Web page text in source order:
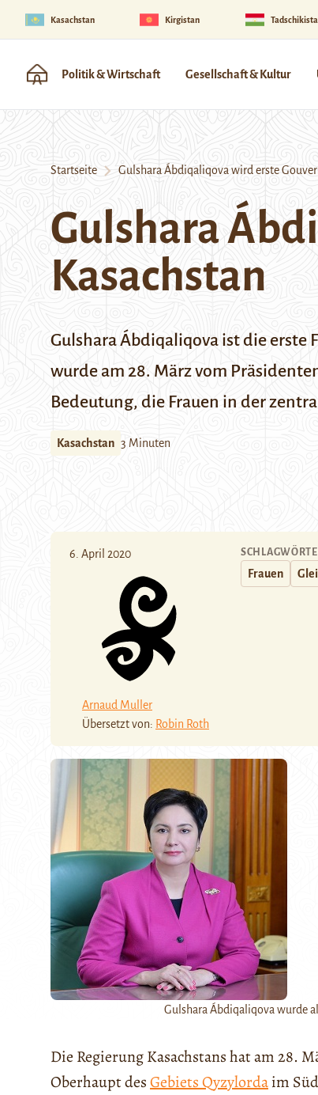
Kasachstan Kirgistan
Politik & Wirtschaft Gesellschaft & Kultur
Startseite Gulshara Ábdiqaliqova wird erste
Gulshara
Kasachstan
Gulshara Ábdiqaliqova ist die erste
wurde am 28. März vom
Bedeutung, die Frauen in der
Kasachstan 3 Minuten
6. April 2020
Arnaud Muller
Übersetzt von: Robin Roth
Frauen
Gulshara Ábdiqaliqova wurde
Die Regierung Kasachstans hat am 28.
Oberhaupt desGebiets Qyzylordaim